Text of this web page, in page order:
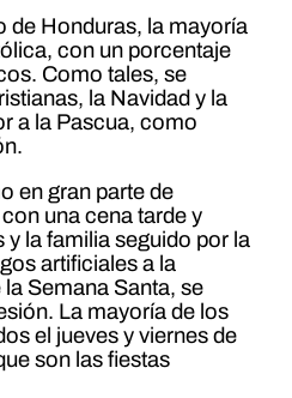
de Honduras, la mayoría
con un porcentaje
Como tales, se
la Navidad y la
a la Pascua, como
en gran parte de
una cena tarde y
la familia seguido por la
artificiales a la
Semana Santa, se
La mayoría de los
el jueves y viernes de
son las fiestas